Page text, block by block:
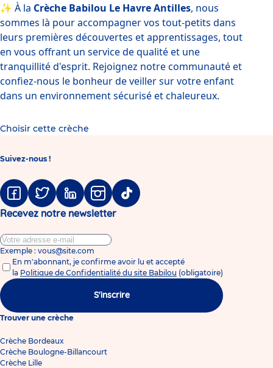
✨ À la Crèche Babilou Le Havre Antilles, nous
sommes là pour accompagner vos tout-petits dans
leurs premières découvertes et apprentissages, tout
en vous offrant un service de qualité et une
tranquillité d'esprit. Rejoignez notre communauté et
confiez-nous le bonheur de veiller sur votre enfant
dans un environnement sécurisé et chaleureux.
Choisir cette crèche
Suivez-nous !
FacebookTwitter LinkedinInstagramTiktok
Recevez notre newsletter
Exemple : vous@site.com
En m'abonnant, je confirme avoir lu et accepté
la Politique de Confidentialité du site Babilou (obligatoire)
S'inscrire
Trouver une crèche
Crèche Bordeaux
Crèche Boulogne-Billancourt
Crèche Lille